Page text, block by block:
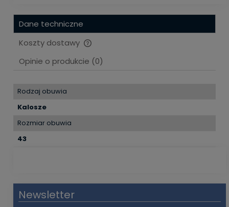
Dane techniczne
Koszty dostawy
Cena nie zawiera ewentualnych kosztów płatności
Opinie o produkcie (0)
Rodzaj obuwia
Kalosze
Rozmiar obuwia
43
Newsletter